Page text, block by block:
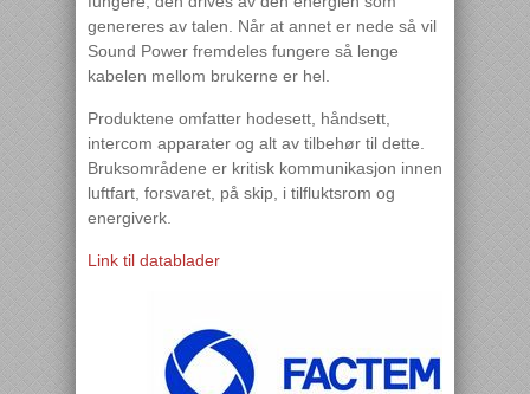
genereres av talen. Når at annet er nede så vil
Sound Power fremdeles fungere så lenge
kabelen mellom brukerne er hel.
Produktene omfatter hodesett, håndsett,
intercom apparater og alt av tilbehør til dette.
Bruksområdene er kritisk kommunikasjon innen
luftfart, forsvaret, på skip, i tilfluktsrom og
energiverk.
Link til datablader